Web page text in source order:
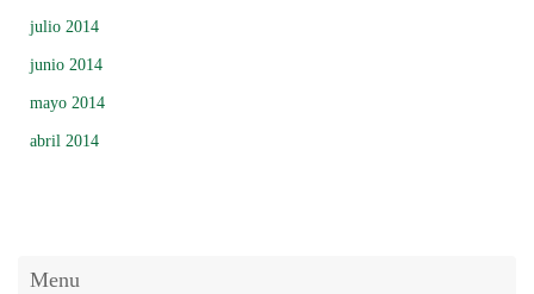
julio 2014
junio 2014
mayo 2014
abril 2014
Menu